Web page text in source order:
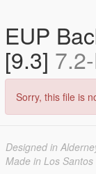
EUP
[9.3]
Sorry, this file is
Designed in
Made in Los Santos